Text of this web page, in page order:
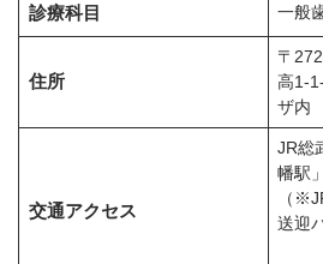
診療科目 一般
住所
〒
高1-
ザ内
交通アクセス
JR総
幡駅
（
送迎